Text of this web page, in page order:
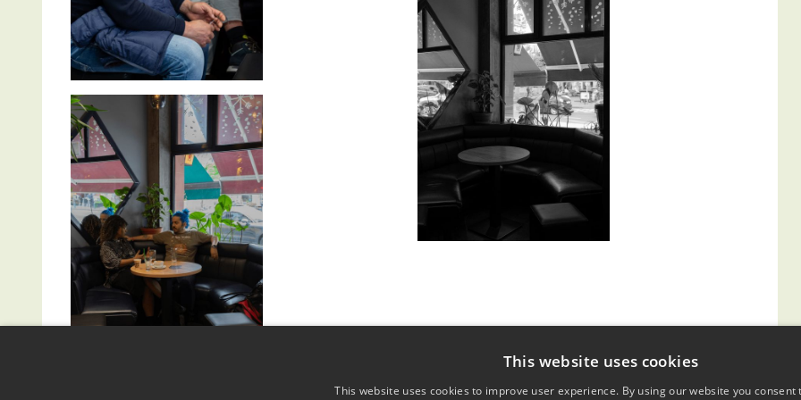
This website uses cookies
This website uses cookies to improve user experience. By using our website you consent